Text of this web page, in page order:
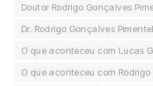
Doutor Rodrigo Gonçalves
Dr. Rodrigo Gonçalves Pimentel
O que aconteceu com Lucas
O que aconteceu com